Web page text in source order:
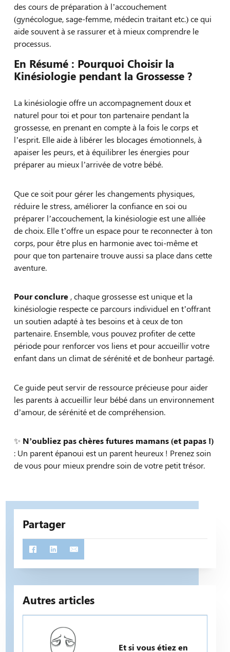
des cours de préparation à l’accouchement
(gynécologue, sage-femme, médecin traitant etc.) ce qui
aide souvent à se rassurer et à mieux comprendre le
processus.
En Résumé : Pourquoi Choisir la
Kinésiologie pendant la Grossesse ?
La kinésiologie offre un accompagnement doux et
naturel pour toi et pour ton partenaire pendant la
grossesse, en prenant en compte à la fois le corps et
l’esprit. Elle aide à libérer les blocages émotionnels, à
apaiser les peurs, et à équilibrer les énergies pour
préparer au mieux l’arrivée de votre bébé.
Que ce soit pour gérer les changements physiques,
réduire le stress, améliorer la confiance en soi ou
préparer l’accouchement, la kinésiologie est une alliée
de choix. Elle t’offre un espace pour te reconnecter à ton
corps, pour être plus en harmonie avec toi-même et
pour que ton partenaire trouve aussi sa place dans cette
aventure.
Pour conclure , chaque grossesse est unique et la
kinésiologie respecte ce parcours individuel en t’offrant
un soutien adapté à tes besoins et à ceux de ton
partenaire. Ensemble, vous pouvez profiter de cette
période pour renforcer vos liens et pour accueillir votre
enfant dans un climat de sérénité et de bonheur partagé.
Ce guide peut servir de ressource précieuse pour aider
les parents à accueillir leur bébé dans un environnement
d’amour, de sérénité et de compréhension.
✨ N’oubliez pas chères futures mamans (et papas !)
: Un parent épanoui est un parent heureux ! Prenez soin
de vous pour mieux prendre soin de votre petit trésor.
Partager
Autres articles
Et si vous étiez en